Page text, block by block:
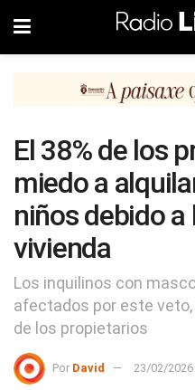
El 38% de los
miedo a
niños debido
vivienda
Los inquilinos con
afectados por este
de los propietarios
Por David 23/02/2026